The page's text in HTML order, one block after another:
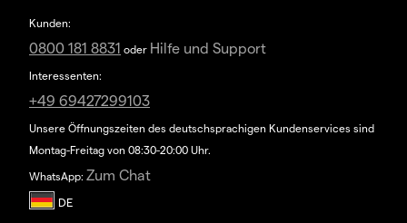
Kunden:
0800 181 8831 oder Hilfe und Support
Interessenten:
+49 69427299103
Unsere Öffnungszeiten des deutschsprachigen Kundenservices sind
Montag-Freitag von 08:30-20:00 Uhr.
WhatsApp: Zum Chat